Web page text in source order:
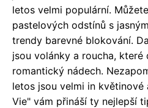
letos velmi populární.
pastelových odstínů s
trendy barevné blokování.
jsou volánky a roucha,
romantický nádech.
letos jsou velmi in
Vie" vám přináší ty nejlepší